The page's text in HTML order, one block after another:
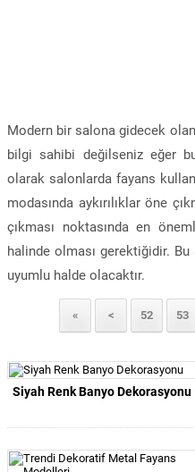
Modern bir salona gidecek
bilgi sahibi değilseniz eğer
olarak salonlarda fayans
modasında aykırılıklar öne
çıkması noktasında en
halinde olması gerektiğidir.
uyumlu halde olacaktır.
« < 52 53
Siyah Renk Banyo Dekorasyonu